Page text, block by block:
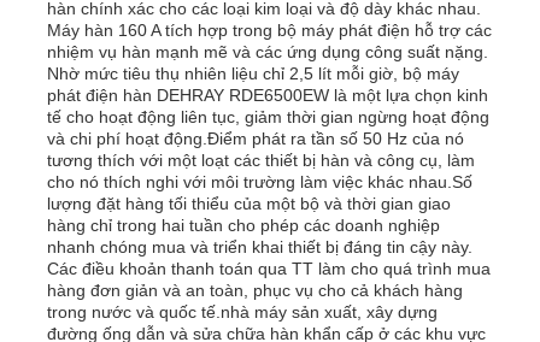
hàn chính xác cho các loại kim loại và độ dày khác nhau.
Máy hàn 160 A tích hợp trong bộ máy phát điện hỗ trợ các
nhiệm vụ hàn mạnh mẽ và các ứng dụng công suất nặng.
Nhờ mức tiêu thụ nhiên liệu chỉ 2,5 lít mỗi giờ, bộ máy
phát điện hàn DEHRAY RDE6500EW là một lựa chọn kinh
tế cho hoạt động liên tục, giảm thời gian ngừng hoạt động
và chi phí hoạt động.Điểm phát ra tần số 50 Hz của nó
tương thích với một loạt các thiết bị hàn và công cụ, làm
cho nó thích nghi với môi trường làm việc khác nhau.Số
lượng đặt hàng tối thiểu của một bộ và thời gian giao
hàng chỉ trong hai tuần cho phép các doanh nghiệp
nhanh chóng mua và triển khai thiết bị đáng tin cậy này.
Các điều khoản thanh toán qua TT làm cho quá trình mua
hàng đơn giản và an toàn, phục vụ cho cả khách hàng
trong nước và quốc tế.nhà máy sản xuất, xây dựng
đường ống dẫn và sửa chữa hàn khẩn cấp ở các khu vực